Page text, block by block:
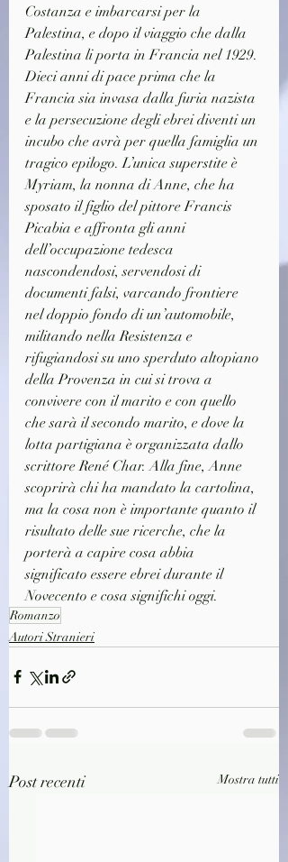
Costanza e imbarcarsi per la
Palestina, e dopo il viaggio che dalla
Palestina li porta in Francia nel 1929.
Dieci anni di pace prima che la
Francia sia invasa dalla furia nazista
e la persecuzione degli ebrei diventi un
incubo che avrà per quella famiglia un
tragico epilogo. L’unica superstite è
Myriam, la nonna di Anne, che ha
sposato il figlio del pittore Francis
Picabia e affronta gli anni
dell’occupazione tedesca
nascondendosi, servendosi di
documenti falsi, varcando frontiere
nel doppio fondo di un’automobile,
militando nella Resistenza e
rifugiandosi su uno sperduto altopiano
della Provenza in cui si trova a
convivere con il marito e con quello
che sarà il secondo marito, e dove la
lotta partigiana è organizzata dallo
scrittore René Char. Alla fine, Anne
scoprirà chi ha mandato la cartolina,
ma la cosa non è importante quanto il
risultato delle sue ricerche, che la
porterà a capire cosa abbia
significato essere ebrei durante il
Novecento e cosa significhi oggi.
Romanzo
Autori Stranieri
Post recenti Mostra tutti